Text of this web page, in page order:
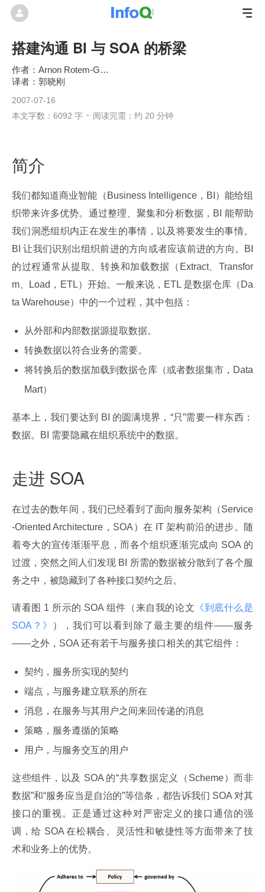
搭建沟通 BI 与 SOA 的桥梁
Arnon Rotem-Gal-Oz
郭晓刚
2007-07-16
本文字数：6092 字
阅读完需：约 20 分钟
简介
我们都知道商业智能（Business Intelligence，BI）能给组
织带来许多优势。通过整理、聚集和分析数据，BI 能帮助
我们洞悉组织内正在发生的事情，以及将要发生的事情。
BI 让我们识别出组织前进的方向或者应该前进的方向。BI
的过程通常从提取、转换和加载数据（Extract、Transfor
m、Load，ETL）开始。一般来说，ETL 是数据仓库（Da
ta Warehouse）中的一个过程，其中包括：
从外部和内部数据源提取数据。
转换数据以符合业务的需要。
将转换后的数据加载到数据仓库（或者数据集市，Data
Mart）
基本上，我们要达到 BI 的圆满境界，“只”需要一样东西：
数据。BI 需要隐藏在组织系统中的数据。
走进 SOA
在过去的数年间，我们已经看到了面向服务架构（Service
-Oriented Architecture，SOA）在 IT 架构前沿的进步。随
着夸大的宣传渐渐平息，而各个组织逐渐完成向 SOA 的
过渡，突然之间人们发现 BI 所需的数据被分散到了各个服
务之中，被隐藏到了各种接口契约之后。
请看图 1 所示的 SOA 组件（来自我的论文 《到底什么是
SOA？》
），我们可以看到除了最主要的组件——服务
——之外，SOA 还有若干与服务接口相关的其它组件：
契约，服务所实现的契约
端点，与服务建立联系的所在
消息，在服务与其用户之间来回传递的消息
策略，服务遵循的策略
用户，与服务交互的用户
这些组件，以及 SOA 的“共享数据定义（Scheme）而非
数据”和“服务应当是自治的”等信条，都告诉我们 SOA 对其
接口的重视。正是通过这种对严密定义的接口通信的强
调，给 SOA 在松耦合、灵活性和敏捷性等方面带来了技
术和业务上的优势。